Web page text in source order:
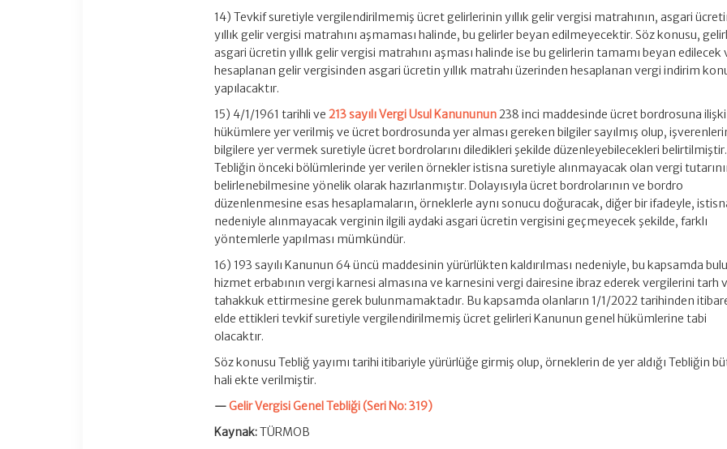
14) Tevkif suretiyle vergilendirilmemiş ücret gelirlerinin yıllık gelir vergisi matrahının, asgari
yıllık gelir vergisi matrahını aşmaması halinde, bu gelirler beyan edilmeyecektir. Söz konusu,
asgari ücretin yıllık gelir vergisi matrahını aşması halinde ise bu gelirlerin tamamı beyan edilecek
hesaplanan gelir vergisinden asgari ücretin yıllık matrahı üzerinden hesaplanan vergi indirim
yapılacaktır.
15) 4/1/1961 tarihli ve213 sayılı Vergi Usul Kanununun238 inci maddesinde ücret bordrosuna
hükümlere yer verilmiş ve ücret bordrosunda yer alması gereken bilgiler sayılmış olup,
bilgilere yer vermek suretiyle ücret bordrolarını diledikleri şekilde düzenleyebilecekleri
Tebliğin önceki bölümlerinde yer verilen örnekler istisna suretiyle alınmayacak olan vergi
belirlenebilmesine yönelik olarak hazırlanmıştır. Dolayısıyla ücret bordrolarının ve bordro
düzenlenmesine esas hesaplamaların, örneklerle aynı sonucu doğuracak, diğer bir ifadeyle,
nedeniyle alınmayacak verginin ilgili aydaki asgari ücretin vergisini geçmeyecek şekilde, farklı
yöntemlerle yapılması mümkündür.
16) 193 sayılı Kanunun 64 üncü maddesinin yürürlükten kaldırılması nedeniyle, bu kapsamda
hizmet erbabının vergi karnesi almasına ve karnesini vergi dairesine ibraz ederek vergilerini tarh
tahakkuk ettirmesine gerek bulunmamaktadır. Bu kapsamda olanların 1/1/2022 tarihinden
elde ettikleri tevkif suretiyle vergilendirilmemiş ücret gelirleri Kanunun genel hükümlerine tabi
olacaktır.
Söz konusu Tebliğ yayımı tarihi itibariyle yürürlüğe girmiş olup, örneklerin de yer aldığı Tebliğin
hali ekte verilmiştir.
—Gelir Vergisi Genel Tebliği (Seri No: 319)
Kaynak:TÜRMOB